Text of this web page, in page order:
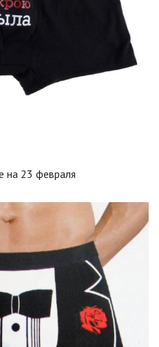
на 23 февраля